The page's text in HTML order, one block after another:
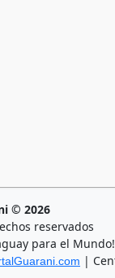
© 2026
reservados
para el Mundo!
|